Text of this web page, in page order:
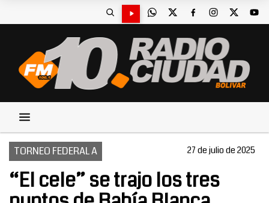
TORNEO FEDERAL A 27 de julio de 2025
“El cele” se trajo los tres